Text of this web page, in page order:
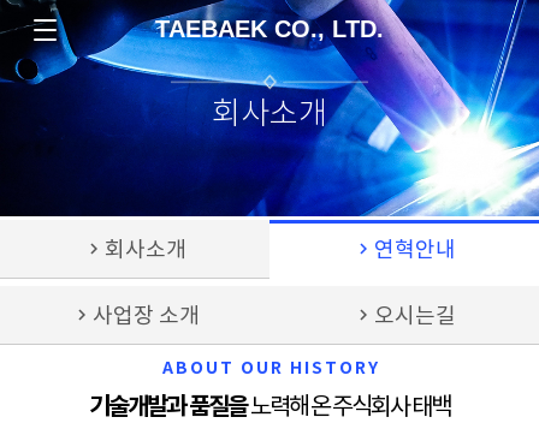
TAEBAEK CO., LTD.
회사소개
chevron_right 회사소개 chevron_right 연혁안내
chevron_right 사업장 소개 chevron_right 오시는길
ABOUT OUR HISTORY
기술개발과 품질을노력해 온 주식회사 태백